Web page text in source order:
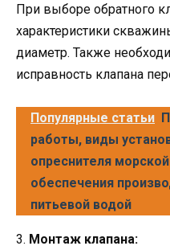
При выборе обратного
характеристики
диаметр. Также
исправность клапана
Популярные статьи
работы, виды
опреснителя
обеспечения
питьевой водой
3. Монтаж клапана: